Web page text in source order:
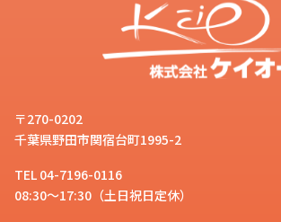
〒270-0202
千葉県野田市関宿台町1995-2
TEL 04-7196-0116
08:30～17:30（土日祝日定休）